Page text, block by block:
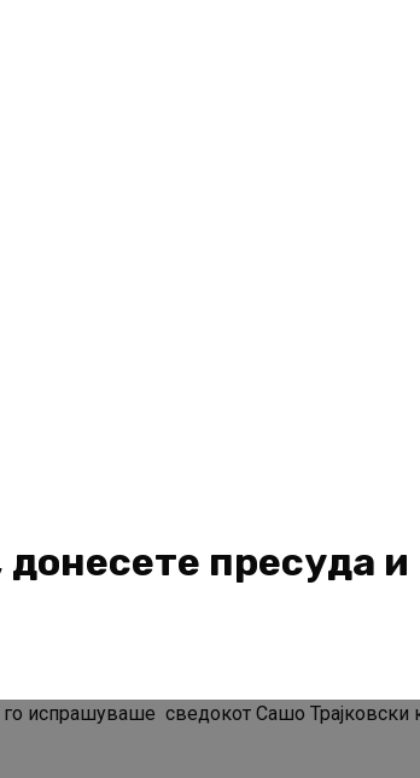
пресуда и
испрашуваше сведокот Сашо Трајковски